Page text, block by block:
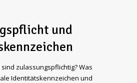
und
zulassungspflichtig? Was
Identitätskennzeichen und